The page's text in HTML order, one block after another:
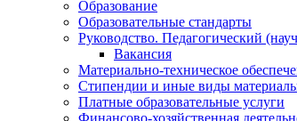
Образование
Образовательные стандарты
Руководство. Педагогический
Вакансия
Материально-техническое
Стипендии и иные виды
Платные образовательные услуги
Финансово-хозяйственная